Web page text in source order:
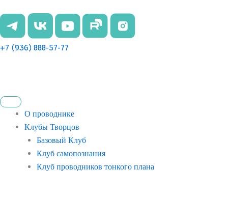
к
содержимому
+7 (936) 888-57-77
О проводнике
Клубы Творцов
Базовый Клуб
Клуб самопознания
Клуб проводников тонкого плана